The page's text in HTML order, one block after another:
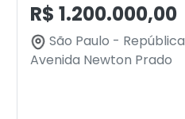
R$ 1.200.000,00
São Paulo - República
Avenida Newton Prado